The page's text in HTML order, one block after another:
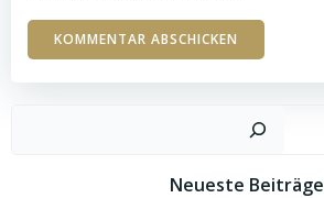
Neueste Beiträge